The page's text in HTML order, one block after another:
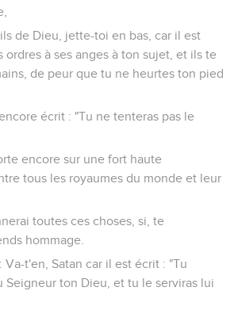
de Dieu, jette-toi en bas, car il est
ordres à ses anges à ton sujet, et ils te
de peur que tu ne heurtes ton pied
écrit : "Tu ne tenteras pas le
encore sur une fort haute
tous les royaumes du monde et leur
toutes ces choses, si, te
hommage.
Va-t'en, Satan car il est écrit : "Tu
Seigneur ton Dieu, et tu le serviras lui